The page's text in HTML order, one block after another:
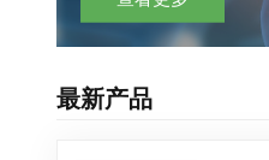
最新产品